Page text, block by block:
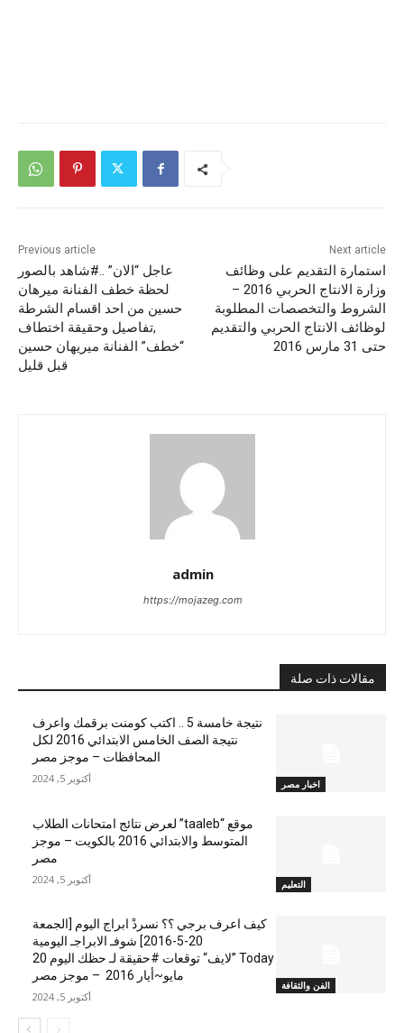
Previous article
عاجل “الان” ..#شاهد بالصور
لحظة خطف الفنانة ميرهان
حسين من احد اقسام الشرطة
,تفاصيل وحقيقة اختطاف
“خطف” الفنانة ميريهان حسين
قبل قليل
Next article
استمارة التقديم على وظائف
وزارة الانتاج الحربي 2016 –
الشروط والتخصصات المطلوبة
لوظائف الانتاج الحربي والتقديم
حتى 31 مارس 2016
admin
https://mojazeg.com
مقالات ذات صلة
اخبار مصر
نتيجة خامسة 5 .. اكتب كومنت برقمك واعرف
نتيجة الصف الخامس الابتدائي 2016 لكل
المحافظات – موجز مصر
أكتوبر 5, 2024
التعليم
موقع “taaleb” لعرض نتائج امتحانات الطلاب
المتوسط والابتدائي 2016 بالكويت – موجز
مصر
أكتوبر 5, 2024
الفن والثقافة
كيف اعرف برجي ؟؟ نسردْ ابراج اليوم [الجمعة
20-5-2016] شوفـ الابراجـ اليومية
Today ”لايف“ توقعات #حقيقة لـ حظك اليوم 20
مايو~أيار 2016 – موجز مصر
أكتوبر 5, 2024